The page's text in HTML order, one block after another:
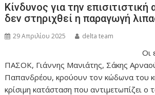
Κίνδυνος για την
δεν στηριχθεί η παραγωγή
29 Απριλίου 2025 delta team
Οι
ΠΑΣΟΚ, Γιάννης Μανιάτης, Σάκης
Παπανδρέου, κρούουν τον κώδωνα του
κρίσιμη κατάσταση που αντιμετωπίζει ο